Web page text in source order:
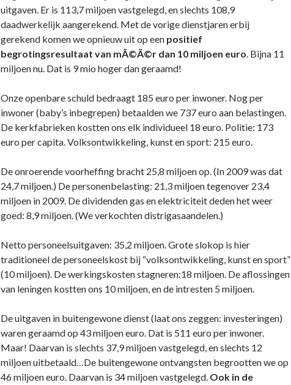
uitgaven. Er is 113,7 miljoen vastgelegd, en slechts 108,9
daadwerkelijk aangerekend. Met de vorige dienstjaren erbij
gerekend komen we opnieuw uit op een positief
begrotingsresultaat van mÃ©Ã©r dan 10 miljoen euro. Bijna 11
miljoen nu. Dat is 9 mio hoger dan geraamd!
Onze openbare schuld bedraagt 185 euro per inwoner. Nog per
inwoner (baby’s inbegrepen) betaalden we 737 euro aan belastingen.
De kerkfabrieken kostten ons elk individueel 18 euro. Politie: 173
euro per capita. Volksontwikkeling, kunst en sport: 215 euro.
De onroerende voorheffing bracht 25,8 miljoen op. (In 2009 was dat
24,7 miljoen.) De personenbelasting: 21,3 miljoen tegenover 23,4
miljoen in 2009. De dividenden gas en elektriciteit deden het weer
goed: 8,9 miljoen. (We verkochten distrigasaandelen.)
Netto personeelsuitgaven: 35,2 miljoen. Grote slokop is hier
traditioneel de personeelskost bij “volksontwikkeling, kunst en sport”
(10 miljoen). De werkingskosten stagneren:18 miljoen. De aflossingen
van leningen kostten ons 10 miljoen, en de intresten 5 miljoen.
De uitgaven in buitengewone dienst (laat ons zeggen: investeringen)
waren geraamd op 43 miljoen euro. Dat is 511 euro per inwoner.
Maar! Daarvan is slechts 37,9 miljoen vastgelegd, en slechts 12
miljoen uitbetaald…De buitengewone ontvangsten begrootten we op
46 miljoen euro. Daarvan is 34 miljoen vastgelegd. Ook in de